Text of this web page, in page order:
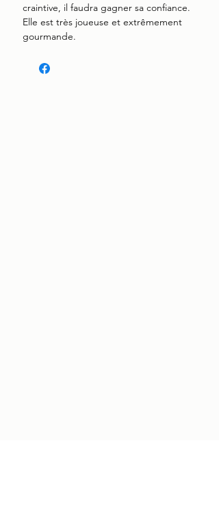
craintive, il faudra gagner sa confiance.
Elle est très joueuse et extrêmement
gourmande.